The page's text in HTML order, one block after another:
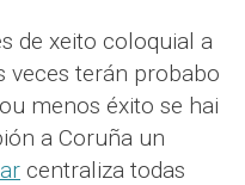
de xeito coloquial a
veces terán probabo
menos éxito se hai
a Coruña un
centraliza todas